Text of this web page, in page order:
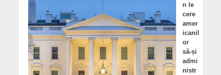
n le
cere
amer
icanil
or
să-și
admi
nistr